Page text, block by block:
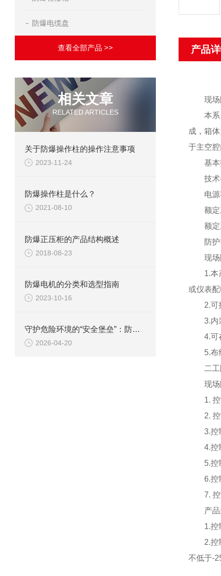
防爆电缆盘
查看全部产品 >>
相关文章
RELATED ARTICLES
关于防爆操作柱的操作注意事项
2023-11-24
防爆操作柱是什么？
2021-08-10
防爆正压柜的产品结构概述
2018-08-23
防爆电机的分类和选型指南
2023-10-16
守护危险环境的“安全堡垒”：防爆正压通风柜的技术与应用
2026-04-20
产品
现
本
成，箱
于主空
基
技
电
额
额
防
现
1.本
或仪表
2.可
3.内
4.可
5.布
二
现
1.
2.
3.控
4.控
5.控
6.控
7.
产
1.控
2.控
不低于-